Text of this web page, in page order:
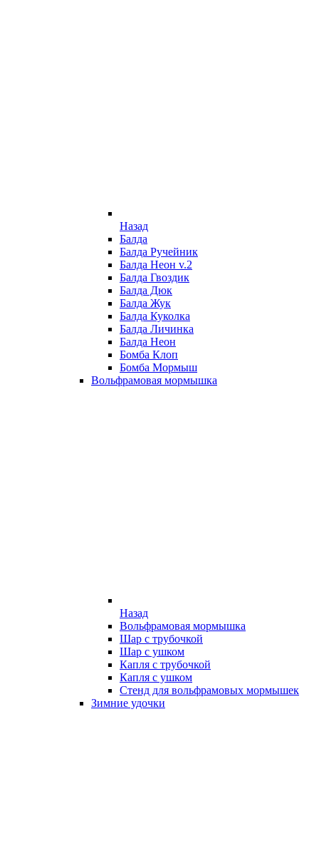
Назад
Балда
Балда Ручейник
Балда Неон v.2
Балда Гвоздик
Балда Дюк
Балда Жук
Балда Куколка
Балда Личинка
Балда Неон
Бомба Клоп
Бомба Мормыш
Вольфрамовая мормышка
Назад
Вольфрамовая мормышка
Шар с трубочкой
Шар с ушком
Капля с трубочкой
Капля с ушком
Стенд для вольфрамовых мормышек
Зимние удочки